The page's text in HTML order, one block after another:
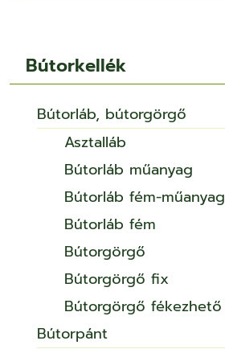
Bútorkellék
Bútorláb, bútorgörgő
Asztalláb
Bútorláb műanyag
Bútorláb fém-műanyag
Bútorláb fém
Bútorgörgő
Bútorgörgő fix
Bútorgörgő fékezhető
Bútorpánt